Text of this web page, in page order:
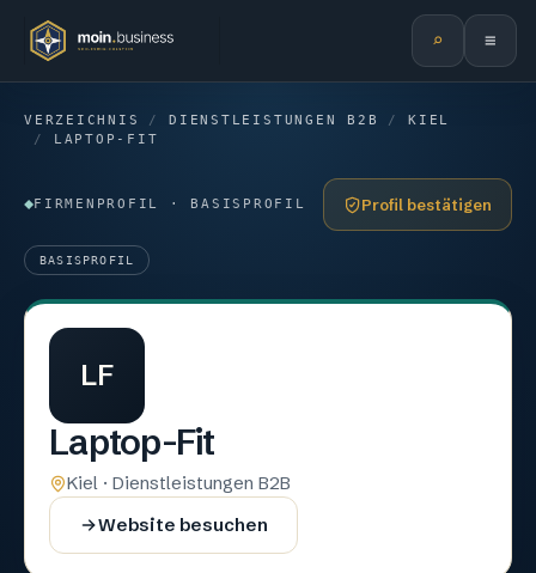
⌕ ≡
VERZEICHNIS / DIENSTLEISTUNGEN B2B /
KIEL
/
LAPTOP-FIT
FIRMENPROFIL · BASISPROFIL Profil bestätigen
BASISPROFIL
LF
Laptop-Fit
Kiel · Dienstleistungen B2B
Website besuchen